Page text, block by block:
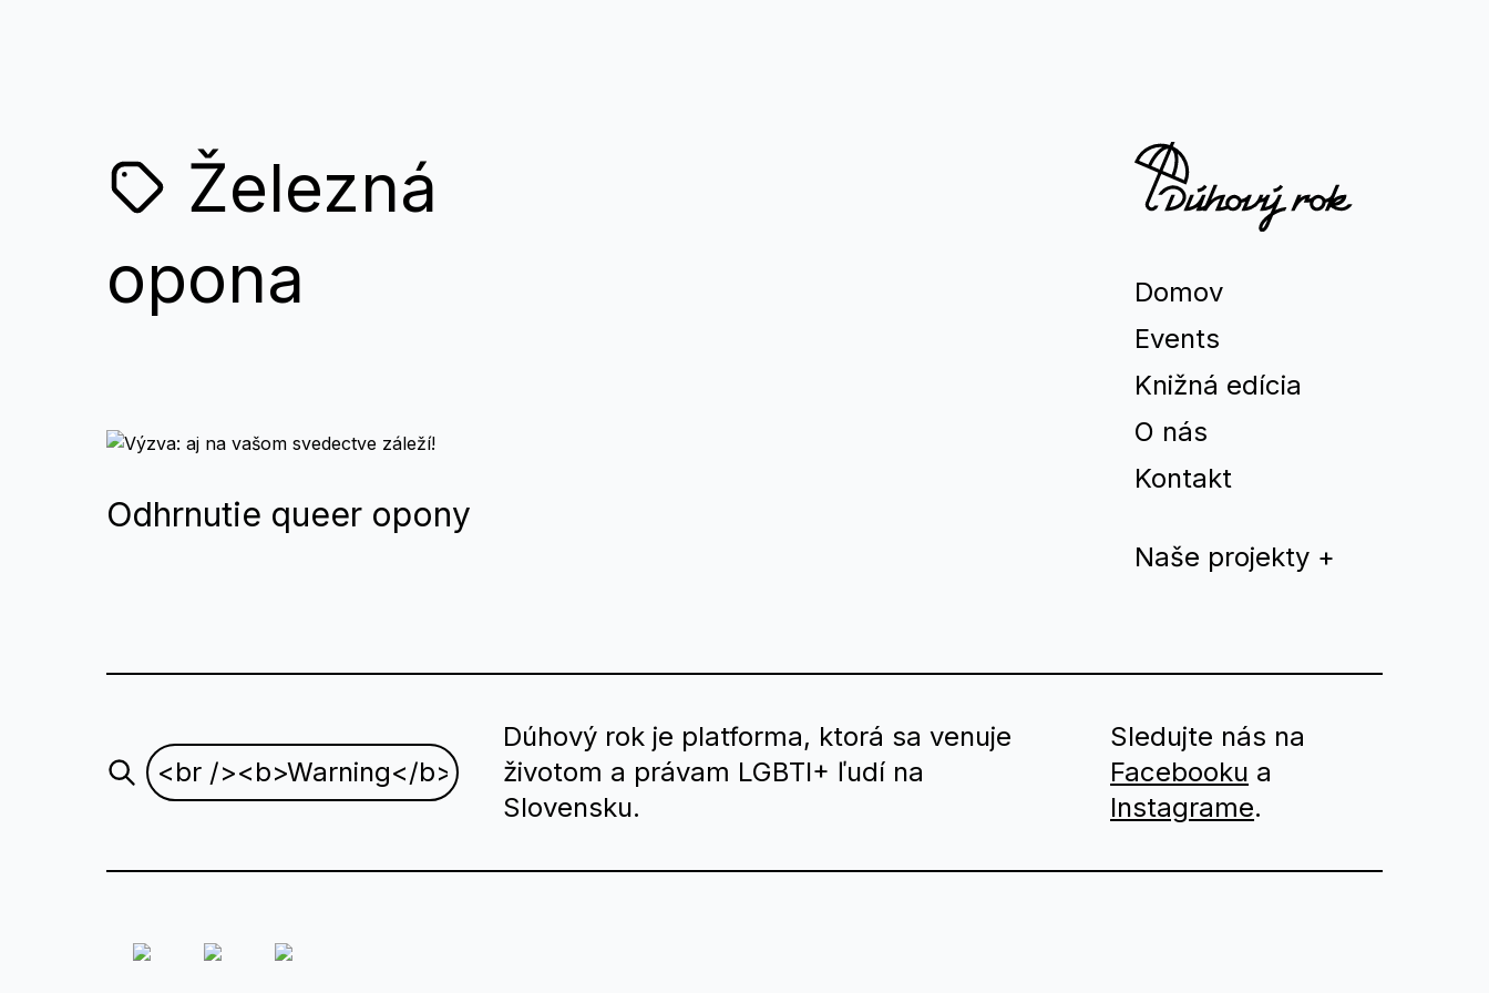
Domov
Events
Knižná edícia
O nás
Kontakt
Naše projekty +
Teplá Vlna
Drama Queer
Divadlo
Železná
opona
Odhrnutie queer opony
Dúhový rok je platforma, ktorá sa venuje
životom a právam LGBTI+ ľudí na
Slovensku.
Sledujte nás na
Facebooku a
Instagrame.